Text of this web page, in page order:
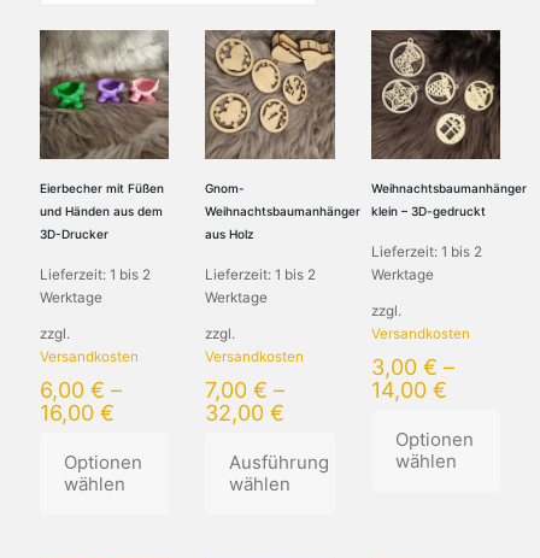
Eierbecher mit Füßen
und Händen aus dem
3D-Drucker
Lieferzeit: 1 bis 2
Werktage
zzgl.
Versandkosten
6,00 € –
16,00 €
Optionen
wählen
Gnom-
Weihnachtsbaumanhänger
aus Holz
Lieferzeit:1 bis 2
Werktage
zzgl.
Versandkosten
7,00€ –
32,00€
Ausführung
wählen
Weihnachtsbaumanhänger
klein – 3D-gedruckt
Lieferzeit: 1 bis 2
Werktage
zzgl.
Versandkosten
3,00 € –
14,00 €
Optionen
wählen